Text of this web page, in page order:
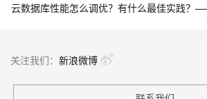
关注我们： 新浪微博